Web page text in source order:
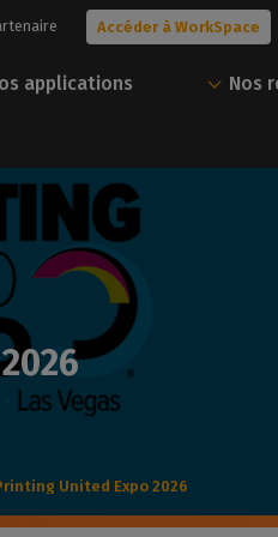
!
solutions, ou
avec
applications
Obtenez votre essai
gratuit
Nos experts vous aident à choisir la
meilleure solution pour vos besoins.
Nous contacter
Nos
Tout Caldera en
seul compte
Téléchargez nos ressources
vos solutions Caldera via
client.
Accéder à WorkSpace
Accéder à WorkSpace
United Expo 2026